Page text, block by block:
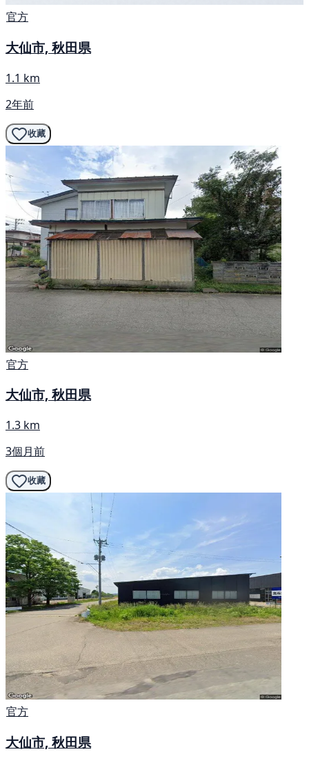
官方
大仙市, 秋田県
1.1 km
2年前
收藏
官方
大仙市, 秋田県
1.3 km
3個月前
收藏
官方
大仙市, 秋田県